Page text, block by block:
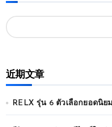
近期文章
RELX รุ่น 6 ตัวเลือกยอดนิ